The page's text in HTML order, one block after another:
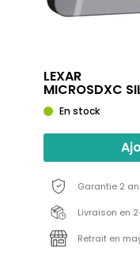
LEXAR
MICROSDXC
En stock
Garantie 2
Livraison en
Retrait en